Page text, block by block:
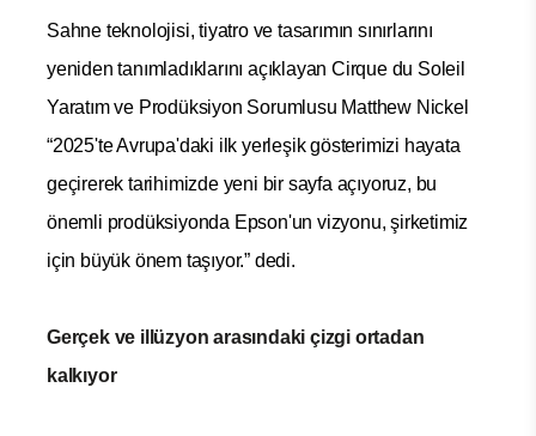
Sahne teknolojisi, tiyatro ve tasarımın sınırlarını
yeniden tanımladıklarını açıklayan Cirque du Soleil
Yaratım ve Prodüksiyon Sorumlusu Matthew Nickel
“2025'te Avrupa'daki ilk yerleşik gösterimizi hayata
geçirerek tarihimizde yeni bir sayfa açıyoruz, bu
önemli prodüksiyonda Epson'un vizyonu, şirketimiz
için büyük önem taşıyor.” dedi.
Gerçek ve illüzyon arasındaki çizgi ortadan
kalkıyor